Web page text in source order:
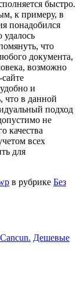
быстро.
к примеру, в
понадобился
что
документа,
возможно
и
что в данной
подход
не
качества
всех
для
в рубрике Без
Дешевые